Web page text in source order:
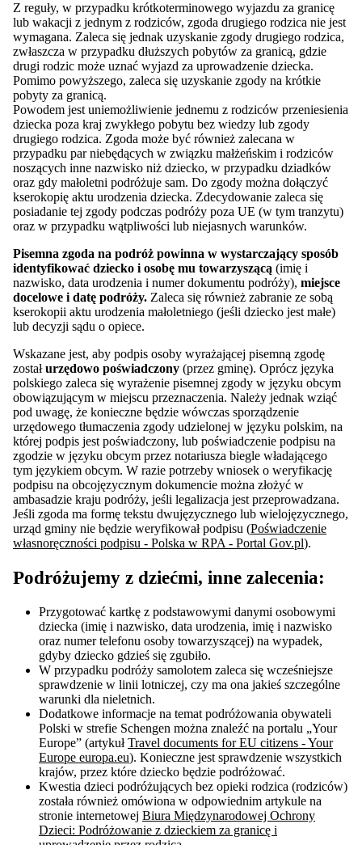
Z reguły, w przypadku krótkoterminowego wyjazdu za granicę
lub wakacji z jednym z rodziców, zgoda drugiego rodzica nie jest
wymagana. Zaleca się jednak uzyskanie zgody drugiego rodzica,
zwłaszcza w przypadku dłuższych pobytów za granicą, gdzie
drugi rodzic może uznać wyjazd za uprowadzenie dziecka.
Pomimo powyższego, zaleca się uzyskanie zgody na krótkie
pobyty za granicą.
Powodem jest uniemożliwienie jednemu z rodziców przeniesienia
dziecka poza kraj zwykłego pobytu bez wiedzy lub zgody
drugiego rodzica. Zgoda może być również zalecana w
przypadku par niebędących w związku małżeńskim i rodziców
noszących inne nazwisko niż dziecko, w przypadku dziadków
oraz gdy małoletni podróżuje sam. Do zgody można dołączyć
kserokopię aktu urodzenia dziecka. Zdecydowanie zaleca się
posiadanie tej zgody podczas podróży poza UE (w tym tranzytu)
oraz w przypadku wątpliwości lub niejasnych warunków.
Pisemna zgoda na podróż powinna w wystarczający sposób
identyfikować dziecko i osobę mu towarzyszącą (imię i
nazwisko, data urodzenia i numer dokumentu podróży), miejsce
docelowe i datę podróży. Zaleca się również zabranie ze sobą
kserokopii aktu urodzenia małoletniego (jeśli dziecko jest małe)
lub decyzji sądu o opiece.
Wskazane jest, aby podpis osoby wyrażającej pisemną zgodę
zostałurzędowo poświadczony (przez gminę). Oprócz języka
polskiego zaleca się wyrażenie pisemnej zgody w języku obcym
obowiązującym w miejscu przeznaczenia. Należy jednak wziąć
pod uwagę, że konieczne będzie wówczas sporządzenie
urzędowego tłumaczenia zgody udzielonej w języku polskim, na
której podpis jest poświadczony, lub poświadczenie podpisu na
zgodzie w języku obcym przez notariusza biegle władającego
tym językiem obcym. W razie potrzeby wniosek o weryfikację
podpisu na obcojęzycznym dokumencie można złożyć w
ambasadzie kraju podróży, jeśli legalizacja jest przeprowadzana.
Jeśli zgoda ma formę tekstu dwujęzycznego lub wielojęzycznego,
urząd gminy nie będzie weryfikował podpisu (Poświadczenie
własnoręczności podpisu - Polska w RPA - Portal Gov.pl).
Podróżujemy z dziećmi, inne zalecenia:
Przygotować kartkę z podstawowymi danymi osobowymi
dziecka (imię i nazwisko, data urodzenia, imię i nazwisko
oraz numer telefonu osoby towarzyszącej) na wypadek,
gdyby dziecko gdzieś się zgubiło.
W przypadku podróży samolotem zaleca się wcześniejsze
sprawdzenie w linii lotniczej, czy ma ona jakieś szczególne
warunki dla nieletnich.
Dodatkowe informacje na temat podróżowania obywateli
Polski w strefie Schengen można znaleźć na portalu „Your
Europe” (artykułTravel documents for EU citizens - Your
Europe europa.eu). Konieczne jest sprawdzenie wszystkich
krajów, przez które dziecko będzie podróżować.
Kwestia dzieci podróżujących bez opieki rodzica (rodziców)
została również omówiona w odpowiednim artykule na
stronie internetowej Biura Międzynarodowej Ochrony
Dzieci: Podróżowanie z dzieckiem za granicę i